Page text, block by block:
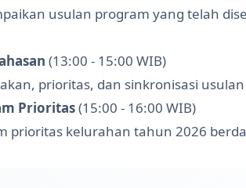
usulan program yang telah
(13:00 - 15:00 WIB)
prioritas, dan sinkronisasi
Prioritas(15:00 - 16:00 WIB)
prioritas kelurahan tahun 2026